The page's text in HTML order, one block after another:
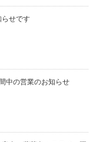
らせです
中の営業のお知らせ